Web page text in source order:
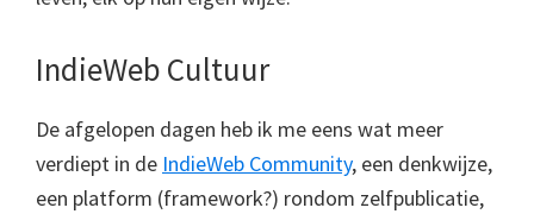
IndieWeb Cultuur
De afgelopen dagen heb ik me eens wat meer
verdiept in de IndieWeb Community, een denkwijze,
een platform (framework?) rondom zelfpublicatie,